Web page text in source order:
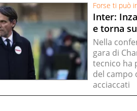
Forse ti può
Inter:
e torna
Nella
gara di
tecnico ha
del campo
acciaccati